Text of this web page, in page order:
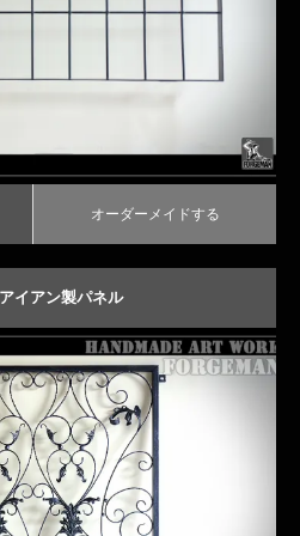
イドする
オーダーメイドする
イアン製パネル
イドする